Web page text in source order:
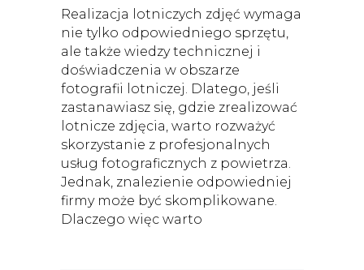
Realizacja lotniczych zdjęć wymaga
nie tylko odpowiedniego sprzętu,
ale także wiedzy technicznej i
doświadczenia w obszarze
fotografii lotniczej. Dlatego, jeśli
zastanawiasz się, gdzie zrealizować
lotnicze zdjęcia, warto rozważyć
skorzystanie z profesjonalnych
usług fotograficznych z powietrza.
Jednak, znalezienie odpowiedniej
firmy może być skomplikowane.
Dlaczego więc warto